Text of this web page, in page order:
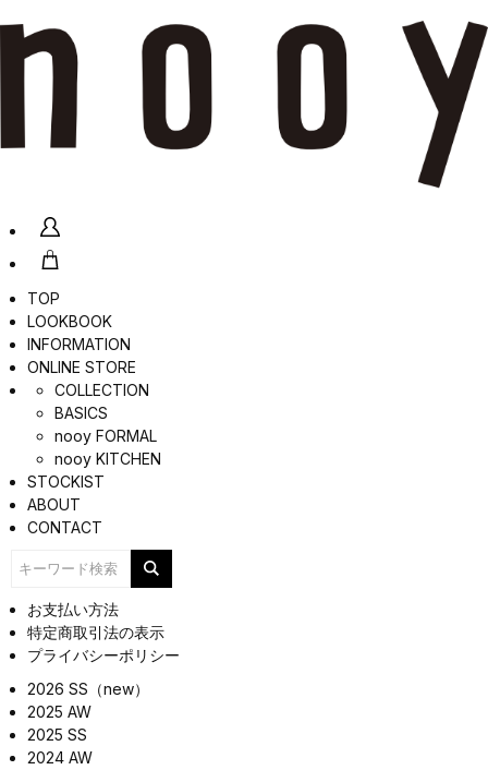
TOP
LOOKBOOK
INFORMATION
ONLINE STORE
COLLECTION
BASICS
nooy FORMAL
nooy KITCHEN
STOCKIST
ABOUT
CONTACT
お支払い方法
特定商取引法の表示
プライバシーポリシー
2026 SS（new）
2025 AW
2025 SS
2024 AW